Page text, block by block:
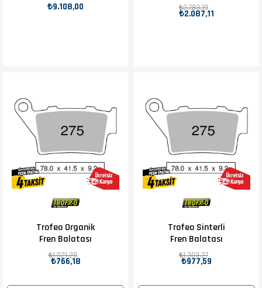
₺9.108,00
₺2.087,11
₺2.783,19
Trofeo Organik
Fren Balatası
₺766,18
₺1.021,20
Trofeo Sinterli
Fren Balatası
₺977,59
₺1.303,27